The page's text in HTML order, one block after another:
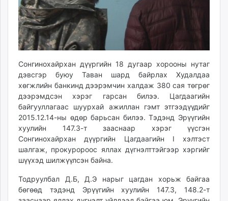
24tsag.mn
shuud.mn
eagle.mn
ergelt.mn
zarig.mn
today.mn
zuv.mn
mminfo.mn
ugluu.mn
urlag.mn
unen.mn
asu.mn
shudarga.mn
unuudur.mn
isee.mn
Сонгинохайрхан дүүргийн 18 дугаар хорооны нутаг
дэвсгэр буюу Таван шард байрлах Худалдаа
хөгжлийн банкинд дээрэмчин халдаж 380 сая төгрөг
дээрэмдсэн хэрэг гарсан билээ. Цагдаагийн
байгууллагаас шуурхай ажиллан гэмт этгээдүүдийг
2015.12.14-ны өдөр барьсан билээ. Тэдэнд Эрүүгийн
хуулийн 147.3-т зааснаар хэрэг үүсгэн
Сонгинохайрхан дүүргийн Цагдаагийн I хэлтэст
шалгаж, прокуророос яллах дүгнэлттэйгээр хэргийг
шүүхэд шилжүүлсэн байна.
Тодруулбал Д.Б, Д.Э нарыг цагдан хорьж байгаа
бөгөөд тэдэнд Эрүүгийн хуулийн 147.3, 148.2-т